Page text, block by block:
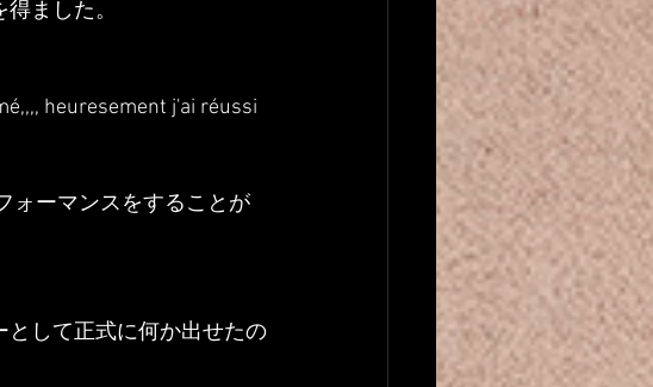
ました。
heuresement j'ai réussi
ォーマンスをすることが
して正式に何か出せたの